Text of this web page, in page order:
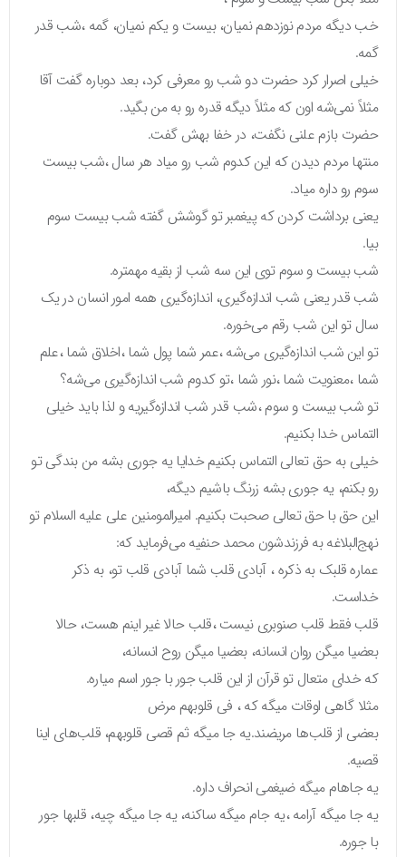
خب دیگه مردم نوزدهم نمیان، بیست و یکم نمیان، گمه ،شب قدر
گمه.
خیلی اصرار کرد حضرت دو شب رو معرفی کرد، بعد دوباره گفت آقا
مثلاً نمی‌شه اون که مثلاً دیگه قدره رو به من بگید.
حضرت بازم علنی نگفت، در خفا بهش گفت.
منتها مردم دیدن که این کدوم شب رو میاد هر سال ،شب بیست
سوم رو داره میاد.
یعنی برداشت کردن که پیغمبر تو گوشش گفته شب بیست سوم
بیا.
شب بیست و سوم توی این سه شب از بقیه مهمتره.
شب قدر یعنی شب اندازه‌گیری، اندازه‌گیری همه امور انسان در یک
سال تو این شب رقم می‌خوره.
تو این شب اندازه‌گیری می‌شه ،عمر شما پول شما ،اخلاق شما ،علم
شما ،معنویت شما ،نور شما ،تو کدوم شب اندازه‌گیری می‌شه؟
تو شب بیست و سوم ،شب قدر شب اندازه‌گیریه و لذا باید خیلی
التماس خدا بکنیم.
خیلی به حق تعالی التماس بکنیم خدایا یه جوری بشه من بندگی تو
رو بکنم، یه جوری بشه زرنگ باشیم دیگه،
این حق با حق تعالی صحبت بکنیم. امیرالمومنین علی علیه السلام تو
نهج‌البلاغه به فرزندشون محمد حنفیه می‌فرماید که:
عماره قلبک به ذکره ، آبادی قلب شما آبادی قلب تو، به ذکر
خداست.
قلب فقط قلب صنوبری نیست ،قلب حالا غیر اینم هست، حالا
بعضیا میگن روان انسانه، بعضیا میگن روح انسانه،
که خدای متعال تو قرآن از این قلب جور با جور اسم میاره.
مثلا گاهی اوقات میگه که ، فی قلوبهم مرض
بعضی از قلب‌ها مریضند.یه جا میگه ثم قصی قلوبهم، قلب‌های اینا
قصیه.
یه جاهام میگه ضیغمی انحراف داره.
یه جا میگه آرامه ،یه جام میگه ساکنه، یه جا میگه چیه، قلبها جور
با جوره.